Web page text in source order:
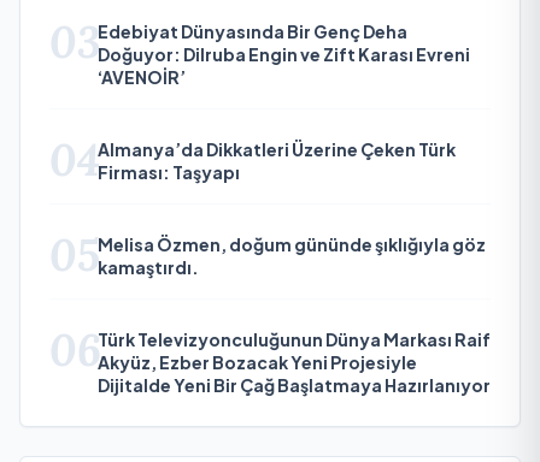
03Edebiyat Dünyasında Bir Genç Deha
Doğuyor: Dilruba Engin ve Zift Karası Evreni
‘AVENOİR’
04Almanya’da Dikkatleri Üzerine Çeken Türk
Firması: Taşyapı
05Melisa Özmen, doğum gününde şıklığıyla göz
kamaştırdı.
06Türk Televizyonculuğunun Dünya Markası Raif
Akyüz, Ezber Bozacak Yeni Projesiyle
Dijitalde Yeni Bir Çağ Başlatmaya Hazırlanıyor